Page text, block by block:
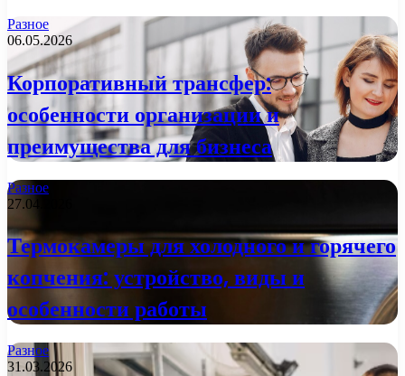
Разное
06.05.2026
Корпоративный трансфер:
особенности организации и
преимущества для бизнеса
Разное
27.04.2026
Термокамеры для холодного и горячего
копчения: устройство, виды и
особенности работы
Разное
31.03.2026